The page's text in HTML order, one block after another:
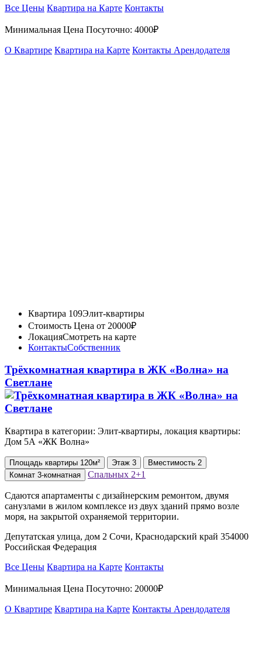
Все Цены Квартира на Карте Контакты
Минимальная Цена Посуточно: 4000₽
О Квартире Квартира на Карте Контакты Арендодателя
Квартира 109Элит-квартиры
Стоимость Цена от 20000₽
ЛокацияСмотреть на карте
КонтактыСобственник
Трёхкомнатная квартира в ЖК «Волна» на
Светлане
Квартира в категории: Элит-квартиры, локация квартиры:
Дом 5А «ЖК Волна»
Площадь квартиры 120м² Этаж 3 Вместимость 2
Комнат 3-комнатная Спальных 2+1
Сдаются апартаменты с дизайнерским ремонтом, двумя
санузлами в жилом комплексе из двух зданий прямо возле
моря, на закрытой охраняемой территории.
Депутатская улица, дом 2 Сочи, Краснодарский край 354000
Российская Федерация
Все Цены Квартира на Карте Контакты
Минимальная Цена Посуточно: 20000₽
О Квартире Квартира на Карте Контакты Арендодателя